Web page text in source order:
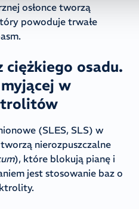
osłonce tworzą
powoduje trwałe
ciężkiego osadu.
w
(SLES, SLS) w
nierozpuszczalne
), które blokują pianę i
jest stosowanie baz o